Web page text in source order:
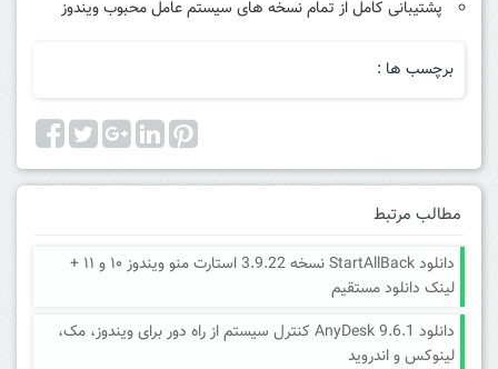
پشتیبانی کامل از تمام نسخه های سیستم عامل محبوب ویندوز
برچسب ها :
مطالب مرتبط
دانلود StartAllBack نسخه 3.9.22 استارت منو ویندوز ۱۰ و ۱۱ +
لینک دانلود مستقیم
دانلود AnyDesk 9.6.1 کنترل سیستم از راه دور برای ویندوز، مک،
لینوکس و اندروید